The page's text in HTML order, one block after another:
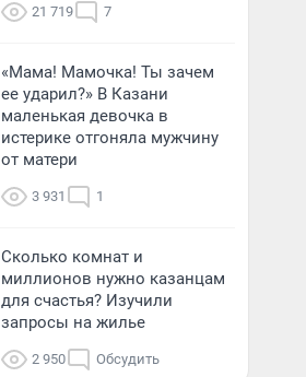
21 719 7
«Мама! Мамочка! Ты зачем
ее ударил?» В Казани
маленькая девочка в
истерике отгоняла мужчину
от матери
3 931 1
Сколько комнат и
миллионов нужно казанцам
для счастья? Изучили
запросы на жилье
2 950 Обсудить